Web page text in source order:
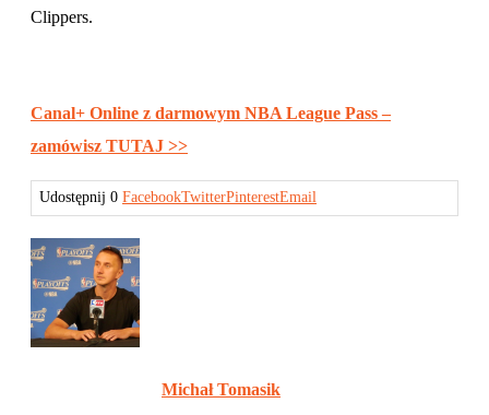
Clippers.
Canal+ Online z darmowym NBA League Pass –
zamówisz TUTAJ >>
Udostępnij 0 FacebookTwitterPinterestEmail
Michał Tomasik